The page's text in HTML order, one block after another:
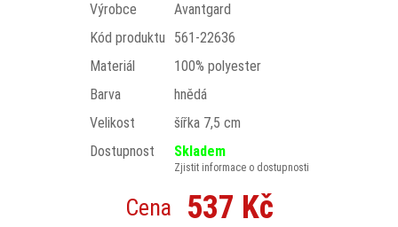
Výrobce
Avantgard
Kód produktu
561-22636
Materiál
100% polyester
Barva
hnědá
Velikost
šířka 7,5 cm
Dostupnost
Skladem
Zjistit informace o dostupnosti
Cena 537 Kč